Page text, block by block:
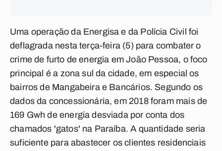
Uma operação da Energisa e da Polícia Civil foi
deflagrada nesta terça-feira (5) para combater o
crime de furto de energia em João Pessoa, o foco
principal é a zona sul da cidade, em especial os
bairros de Mangabeira e Bancários. Segundo os
dados da concessionária, em 2018 foram mais de
169 Gwh de energia desviada por conta dos
chamados 'gatos' na Paraíba. A quantidade seria
suficiente para abastecer os clientes residenciais